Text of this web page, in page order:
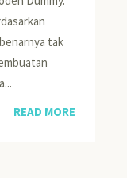
tak
READ MORE